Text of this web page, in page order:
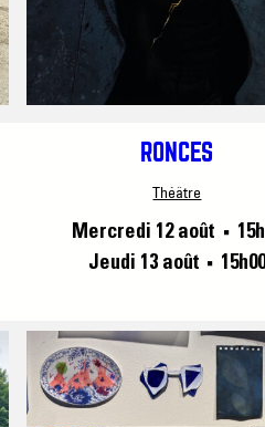
RONCES
Théâtre
Mercredi 12 août ■
Jeudi 13 août
■